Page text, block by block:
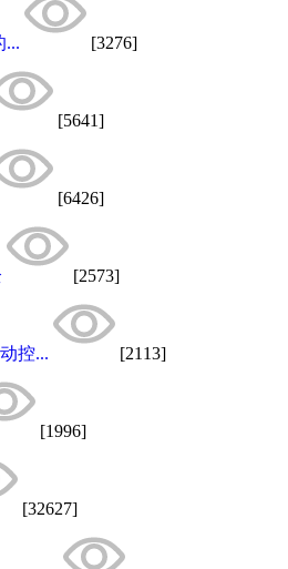
... [3276]
[5641]
[6426]
[2573]
控... [2113]
[1996]
[32627]